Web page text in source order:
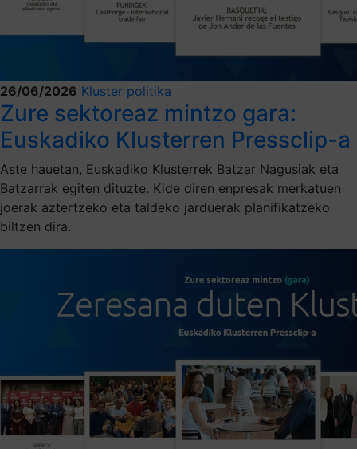
26/06/2026 Kluster politika
Zure sektoreaz mintzo gara:
Euskadiko Klusterren Pressclip-a
Aste hauetan, Euskadiko Klusterrek Batzar Nagusiak eta
Batzarrak egiten dituzte. Kide diren enpresak merkatuen
joerak aztertzeko eta taldeko jarduerak planifikatzeko
biltzen dira.